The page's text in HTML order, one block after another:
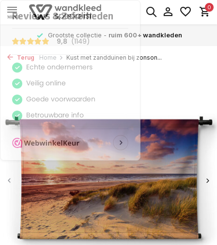
MENU
0
Grootste collectie - ruim 600+ wandkleden
Terug Home Kust met zandduinen bij zonson...